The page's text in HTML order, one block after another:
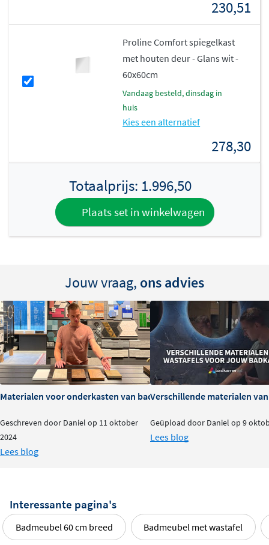
230,51
Proline Comfort spiegelkast
met houten deur - Glans wit -
60x60cm
vandaag besteld, dinsdag in
huis
Kies een alternatief
278,30
Totaalprijs: 1.996,50
Plaats set in winkelwagen
Jouw vraag, ons advies
Materialen voor onderkasten van badkamermeubels: voor- en
Geschreven door Daniel op 11 oktober
2024
Lees blog
Verschillende materialen
Geüpload door Daniel op 9
Lees blog
Interessante pagina's
Badmeubel 60 cm breed Badmeubel met wastafel